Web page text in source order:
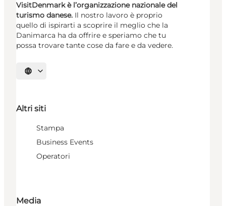
VisitDenmark è l’organizzazione nazionale del
turismo danese. Il nostro lavoro è proprio
quello di ispirarti a scoprire il meglio che la
Danimarca ha da offrire e speriamo che tu
possa trovare tante cose da fare e da vedere.
Seleziona la lingua
Altri siti
Stampa
Business Events
Operatori
Media